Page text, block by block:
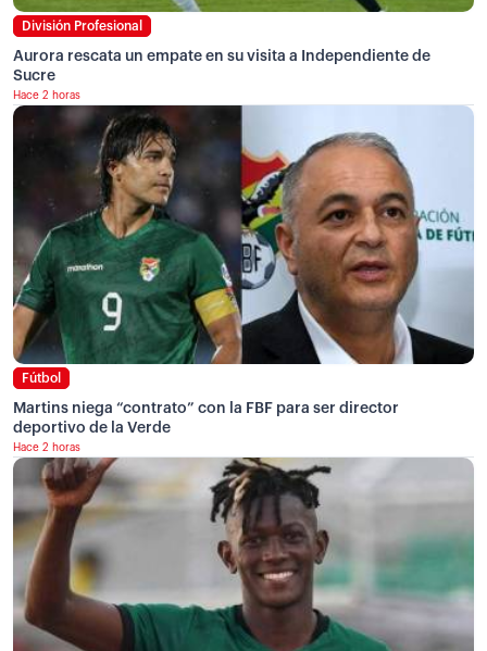
División Profesional
Aurora rescata un empate en su visita a Independiente de
Sucre
Hace 2 horas
Fútbol
Martins niega “contrato” con la FBF para ser director
deportivo de la Verde
Hace 2 horas